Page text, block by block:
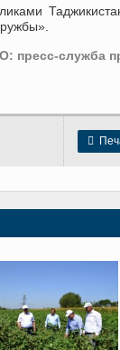
пресс-служба
